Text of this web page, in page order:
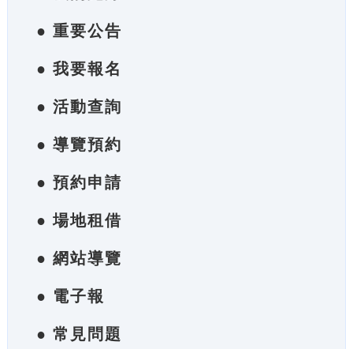
● 重要公告
● 我要報名
● 活動查詢
● 導覽預約
● 預約申請
● 場地租借
● 網站導覽
● 電子報
● 常見問題